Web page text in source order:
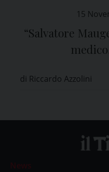
15
“Salvatore
di Riccardo Azzolini
News